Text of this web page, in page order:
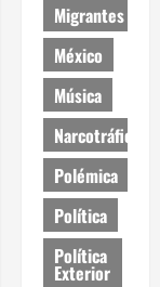
Migrantes
México
Música
Narcotráfico
Polémica
Política
Política
Exterior